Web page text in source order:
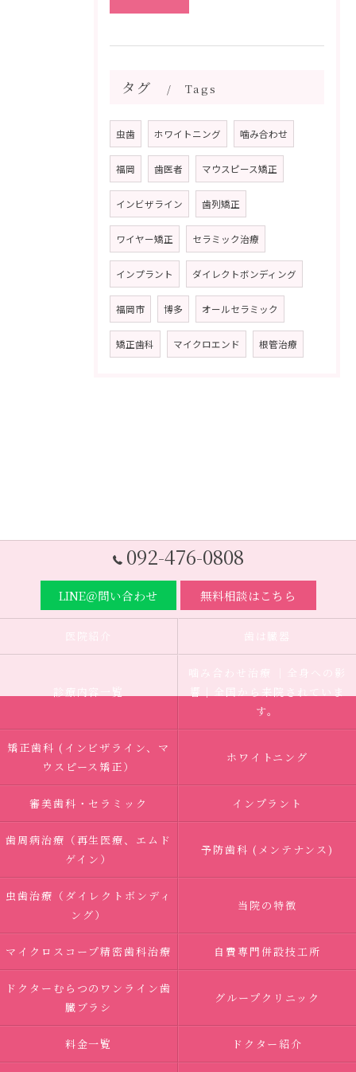
タグ Tags
虫歯 ホワイトニング 噛み合わせ
福岡 歯医者 マウスピース矯正
インビザライン 歯列矯正
ワイヤー矯正 セラミック治療
インプラント ダイレクトボンディング
福岡市 博多 オールセラミック
矯正歯科 マイクロエンド 根管治療
092-476-0808
LINE＠問い合わせ 無料相談はこちら
医院紹介 歯は臓器
診療内容一覧
噛み合わせ治療 ｜全身への影
響｜全国から来院されていま
す。
矯正歯科 (インビザライン、マ
ウスピース矯正）
ホワイトニング
審美歯科・セラミック インプラント
歯周病治療（再生医療、エムド
ゲイン）
予防歯科 (メンテナンス)
虫歯治療（ダイレクトボンディ
ング）
当院の特徴
マイクロスコープ精密歯科治療 自費専門併設技工所
ドクターむらつのワンライン歯
臓ブラシ
グループクリニック
料金一覧 ドクター紹介